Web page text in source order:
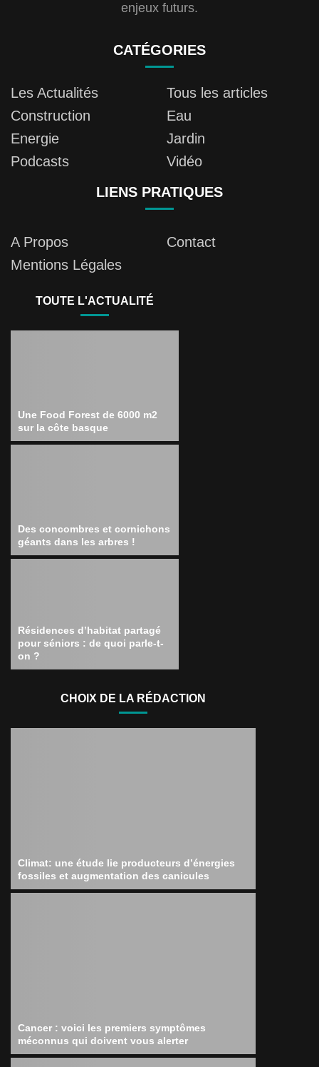
enjeux futurs.
CATÉGORIES
Les Actualités
Tous les articles
Construction
Eau
Energie
Jardin
Podcasts
Vidéo
LIENS PRATIQUES
A Propos
Contact
Mentions Légales
TOUTE L'ACTUALITÉ
Une Food Forest de 6000 m2
sur la côte basque
Des concombres et cornichons
géants dans les arbres !
Résidences d’habitat partagé
pour séniors : de quoi parle-t-
on ?
CHOIX DE LA RÉDACTION
Climat: une étude lie producteurs d’énergies
fossiles et augmentation des canicules
Cancer : voici les premiers symptômes
méconnus qui doivent vous alerter